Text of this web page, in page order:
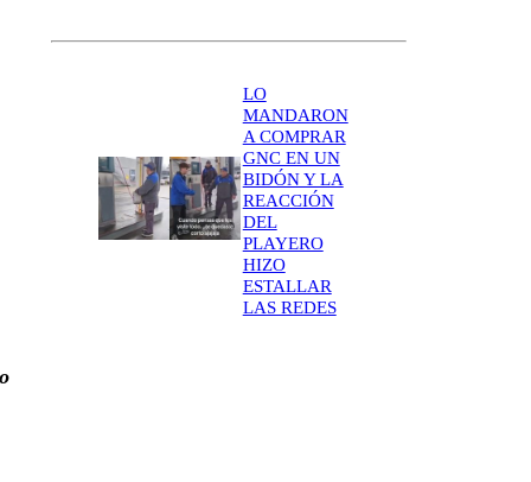
LO
MANDARON
A COMPRAR
GNC EN UN
BIDÓN Y LA
REACCIÓN
DEL
PLAYERO
HIZO
ESTALLAR
LAS REDES